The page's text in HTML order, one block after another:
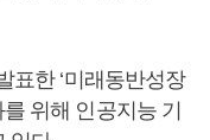
표한 ‘미래동반성장
위해 인공지능 기